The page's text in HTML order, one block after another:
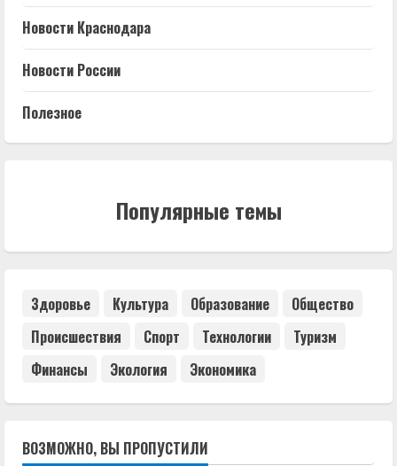
Новости Краснодара
Новости России
Полезное
Популярные темы
Здоровье Культура Образование
Общество
Происшествия
Спорт Технологии
Туризм
Финансы
Экология Экономика
ВОЗМОЖНО, ВЫ ПРОПУСТИЛИ